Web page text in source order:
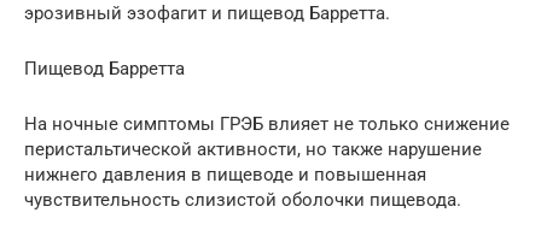
эрозивный эзофагит и пищевод Барретта.
Пищевод Барретта
На ночные симптомы ГРЭБ влияет не только снижение
перистальтической активности, но также нарушение
нижнего давления в пищеводе и повышенная
чувствительность слизистой оболочки пищевода.